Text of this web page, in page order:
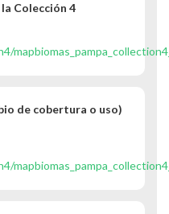
Colección 4
de cobertura o uso)